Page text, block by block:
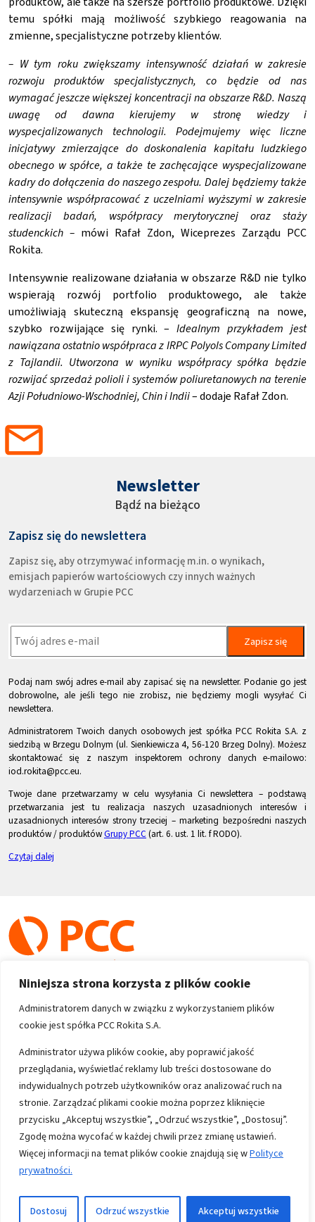
Niniejsza strona korzysta z plików cookie
Administratorem danych w związku z wykorzystaniem plików
cookie jest spółka PCC Rokita S.A.
Administrator używa plików cookie, aby poprawić jakość
przeglądania, wyświetlać reklamy lub treści dostosowane do
indywidualnych potrzeb użytkowników oraz analizować ruch na
stronie. Zarządzać plikami cookie można poprzez kliknięcie
przycisku „Akceptuj wszystkie”, „Odrzuć wszystkie”, „Dostosuj”.
Zgodę można wycofać w każdej chwili przez zmianę ustawień.
Więcej informacji na temat plików cookie znajdują się wPolityce
prywatności.
Dostosuj Odrzuć wszystkie Akceptuj wszystkie
temu spółki mają możliwość szybkiego reagowania na
zmienne, specjalistyczne potrzeby klientów.
– W tym roku zwiększamy intensywność działań w zakresie
rozwoju produktów specjalistycznych, co będzie od nas
wymagać jeszcze większej koncentracji na obszarze R&D. Naszą
uwagę od dawna kierujemy w stronę wiedzy i
wyspecjalizowanych technologii. Podejmujemy więc liczne
inicjatywy zmierzające do doskonalenia kapitału ludzkiego
obecnego w spółce, a także te zachęcające wyspecjalizowane
kadry do dołączenia do naszego zespołu. Dalej będziemy także
intensywnie współpracować z uczelniami wyższymi w zakresie
realizacji badań, współpracy merytorycznej oraz staży
studenckich – mówi Rafał Zdon, Wiceprezes Zarządu PCC
Rokita.
Intensywnie realizowane działania w obszarze R&D nie tylko
wspierają rozwój portfolio produktowego, ale także
umożliwiają skuteczną ekspansję geograficzną na nowe,
szybko rozwijające się rynki. –Idealnym przykładem jest
nawiązana ostatnio współpraca zIRPC Polyols Company Limited
z Tajlandii. Utworzona w wyniku współpracy spółka będzie
rozwijaćsprzedaż polioli i systemów poliuretanowych na terenie
Azji Południowo-Wschodniej, Chin i Indii– dodaje Rafał Zdon.
Newsletter
Bądź na bieżąco
Zapisz się do newslettera
Zapisz się, aby otrzymywać informację m.in. o wynikach,
emisjach papierów wartościowych czy innych ważnych
wydarzeniach w Grupie PCC
Zapisz się
Podaj nam swój adres e-mail aby zapisać się na newsletter. Podanie go jest
dobrowolne, ale jeśli tego nie zrobisz, nie będziemy mogli wysyłać Ci
newslettera.
Administratorem Twoich danych osobowych jest spółka PCC Rokita S.A. z
siedzibą w Brzegu Dolnym (ul. Sienkiewicza 4, 56-120 Brzeg Dolny). Możesz
skontaktować się z naszym inspektorem ochrony danych e-mailowo:
iod.rokita@pcc.eu.
Twoje dane przetwarzamy w celu wysyłania Ci newslettera – podstawą
przetwarzania jest tu realizacja naszych uzasadnionych interesów i
uzasadnionych interesów strony trzeciej – marketing bezpośredni naszych
produktów / produktówGrupy PCC (art. 6. ust. 1 lit. f RODO).
Czytaj dalej
Copyright 1996-2026
Wszystkie prawa zastrzeżone
Informacje
Polityka prywatności
Mapa strony
Kontakt